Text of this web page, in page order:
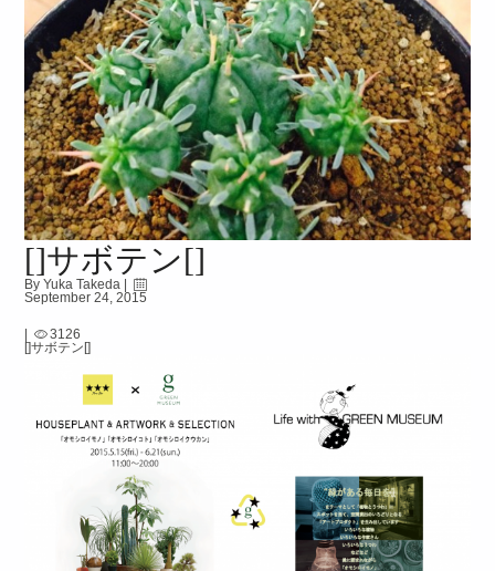
[]サボテン[]
By Yuka Takeda |
September 24, 2015
|
3126
[]サボテン[]